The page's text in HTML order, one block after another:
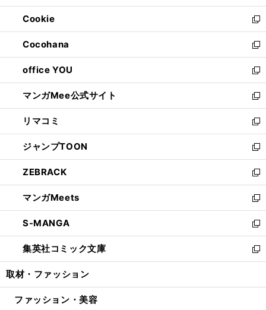
開
く
ウ
で
開
く
ン
ド
ウ
で
開
く
ウ
ィ
ン
ド
ウ
で
開
く
Cookie
新
し
い
ウ
ィ
ン
ド
ウ
で
開
く
Cocohana
新
し
い
ウ
ィ
ン
ド
ウ
で
開
く
office YOU
新
し
い
ウ
ィ
ン
ド
ウ
で
開
く
マンガMee公式サイト
新
し
い
ウ
ィ
ン
ド
ウ
で
開
く
リマコミ
新
し
い
ウ
ィ
ン
ド
ウ
で
開
く
ジャンプTOON
新
し
い
ウ
ィ
ン
ド
ウ
で
開
ZEBRACK
新
し
い
ウ
ィ
ン
ド
ウ
開
マンガMeets
新
し
い
ウ
ィ
ン
ウ
S-MANGA
新
し
い
ウ
ン
集英社コミック文庫
新
し
ウ
取材・ファッション
ファッション・美容